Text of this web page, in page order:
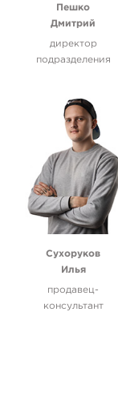
Пешко
Дмитрий
директор
подразделения
Сухоруков
Илья
продавец-
консультант